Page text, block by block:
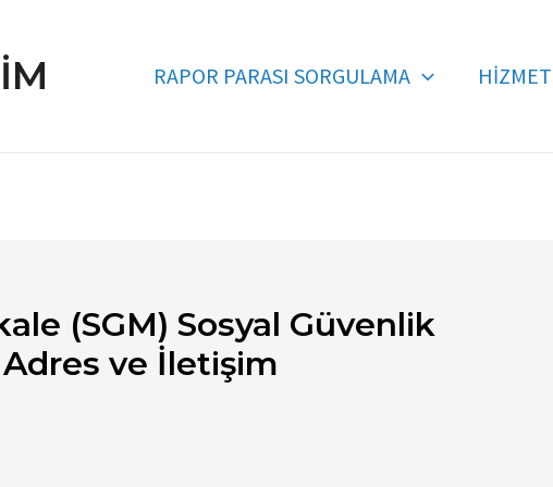
RAPOR PARASI SORGULAMA
(SGM) Sosyal Güvenlik
ve İletişim